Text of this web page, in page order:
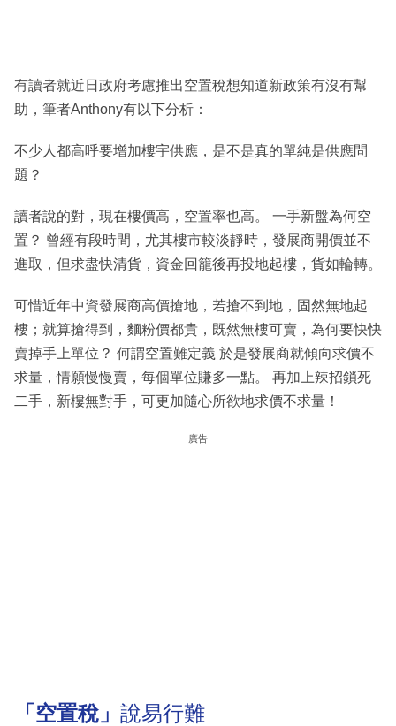
有讀者就近日政府考慮推出空置稅想知道新政策有沒有幫
助，筆者Anthony有以下分析：
不少人都高呼要增加樓宇供應，是不是真的單純是供應問
題？
讀者說的對，現在樓價高，空置率也高。 一手新盤為何空
置？ 曾經有段時間，尤其樓市較淡靜時，發展商開價並不
進取，但求盡快清貨，資金回籠後再投地起樓，貨如輪轉。
可惜近年中資發展商高價搶地，若搶不到地，固然無地起
樓；就算搶得到，麵粉價都貴，既然無樓可賣，為何要快快
賣掉手上單位？ 何謂空置難定義 於是發展商就傾向求價不
求量，情願慢慢賣，每個單位賺多一點。 再加上辣招鎖死
二手，新樓無對手，可更加隨心所欲地求價不求量！
廣告
「空置稅」 說易行難